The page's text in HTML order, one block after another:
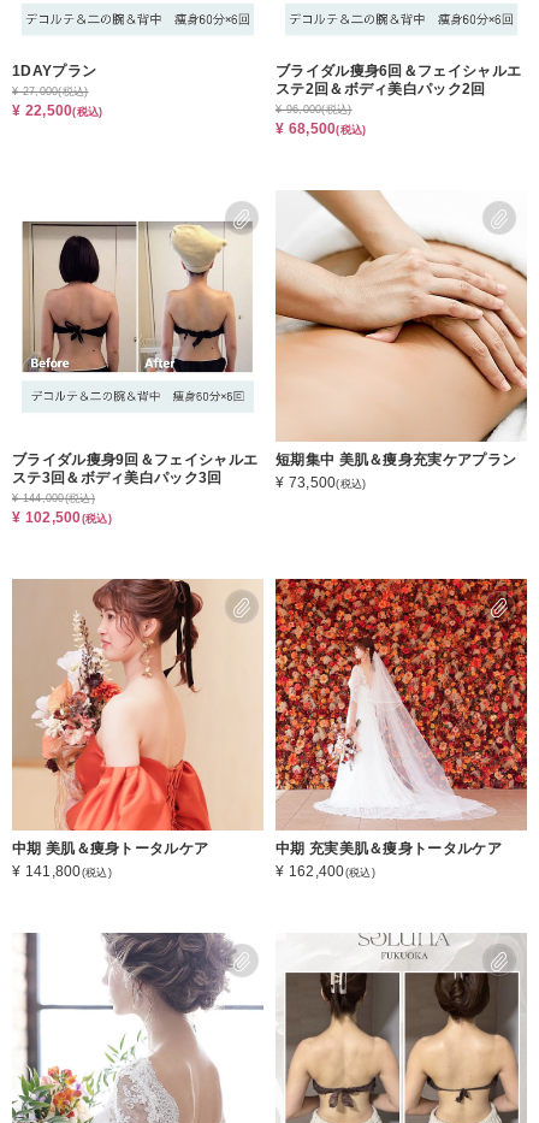
1DAYプラン
¥ 27,000(税込)
¥ 22,500(税込)
ブライダル痩身6回＆フェイシャルエ
ステ2回＆ボディ美白パック2回
¥ 96,000(税込)
¥ 68,500(税込)
ブライダル痩身9回＆フェイシャルエ
ステ3回＆ボディ美白パック3回
¥ 144,000(税込)
¥ 102,500(税込)
短期集中 美肌＆痩身充実ケアプラン
¥ 73,500(税込)
中期 美肌＆痩身トータルケア
¥ 141,800(税込)
中期 充実美肌＆痩身トータルケア
¥ 162,400(税込)